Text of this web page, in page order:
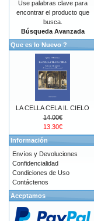
Use palabras clave para
encontrar el producto que
busca.
Búsqueda Avanzada
Que es lo Nuevo ?
LA CELLA CELA IL CIELO
14.00€
13.30€
Información
Envíos y Devoluciones
Confidencialidad
Condiciones de Uso
Contáctenos
Aceptamos